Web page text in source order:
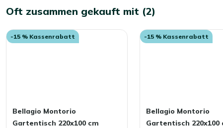
Oft zusammen gekauft mit (2)
-15 % Kassenrabatt
Bellagio Montorio
Gartentisch 220x100 cm
-15 % Kassenrabatt
Bellagio Montorio
Gartentisch 220x100